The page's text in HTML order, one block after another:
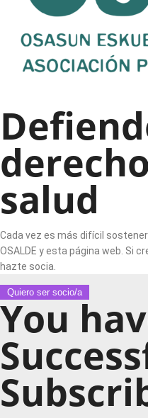
salud
Cada vez es más difícil
OSALDE y esta página web. Si
hazte socia.
Quiero ser socio/a
You